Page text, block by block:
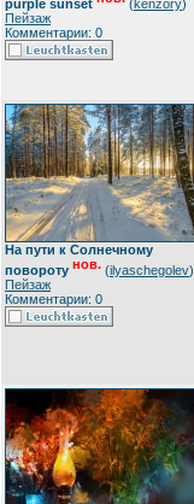
purple sunset (kenzory)
Пейзаж
Комментарии: 0
На пути к Солнечному
повороту нов. (ilyaschegolev)
Пейзаж
Комментарии: 0